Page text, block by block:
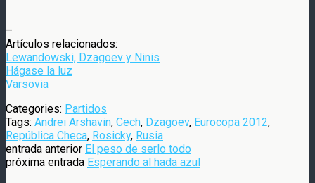
–
Artículos relacionados:
Lewandowski, Dzagoev y Ninis
Hágase la luz
Varsovia
Categories: Partidos
Tags: Andrei Arshavin, Cech, Dzagoev, Eurocopa 2012,
República Checa, Rosicky, Rusia
entrada anterior El peso de serlo todo
próxima entrada Esperando al hada azul